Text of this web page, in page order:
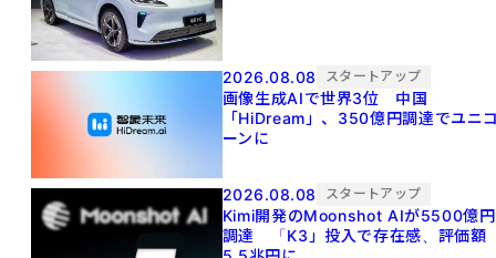
2026.08.08 スタートアップ
画像生成AIで世界3位 中国
「HiDream」、350億円調達でユニ
ーンに
2026.08.08 スタートアップ
Kimi開発のMoonshot AIが5500億円
調達 「K3」投入で存在感、評価額